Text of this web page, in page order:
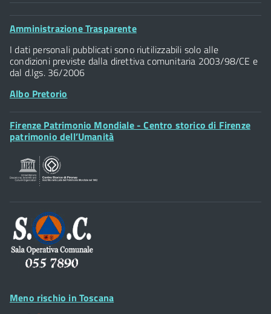
Comune di Firenze
Palazzo Vecchio
Piazza della Signoria - 50122, Firenze
P.IVA 01307110484
Posta Elettronica Certificata
Footer
Amministrazione Trasparente
I dati personali pubblicati sono riutilizzabili solo alle
condizioni previste dalla direttiva comunitaria 2003/98/CE e
dal d.lgs. 36/2006
Albo Pretorio
Footer
Widget
Firenze Patrimonio Mondiale - Centro storico di Firenze
patrimonio dell’Umanità
Footer
Widget
Meno rischio in Toscana